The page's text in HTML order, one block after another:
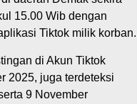
15.00 Wib dengan
Tiktok milik korban.
di Akun Tiktok
2025, juga terdeteksi
9 November